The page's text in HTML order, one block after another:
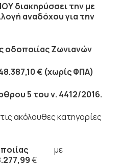
την με
αναδόχου για την
οδοποιίας Ζωνιανών
€ (χωρίς ΦΠΑ)
5 του ν. 4412/2016.
ακόλουθες κατηγορίες
με
€